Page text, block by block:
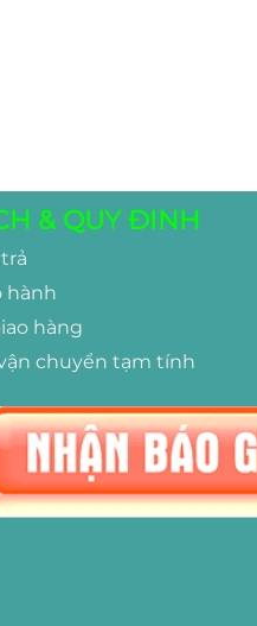
& QUY ĐINH
hành
hàng
chuyển tạm tính